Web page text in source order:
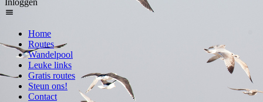
Inloggen
Home
Routes
Wandelpool
Leuke links
Gratis routes
Steun ons!
Contact